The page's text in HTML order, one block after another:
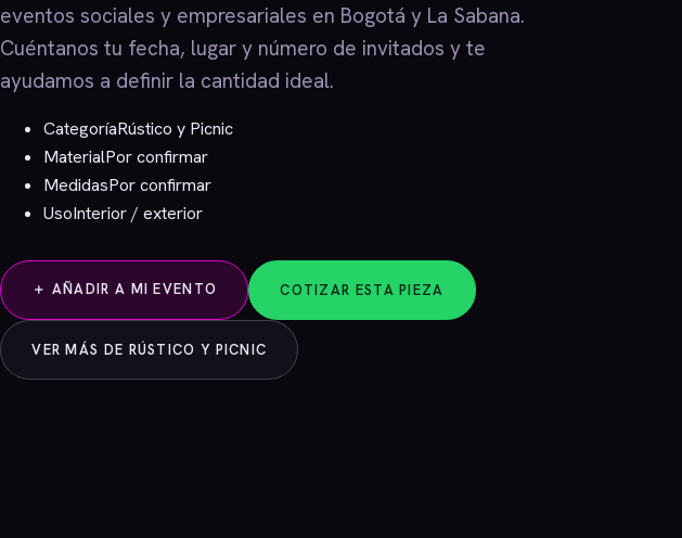
eventos sociales y empresariales en Bogotá y La Sabana.
Cuéntanos tu fecha, lugar y número de invitados y te
ayudamos a definir la cantidad ideal.
CategoríaRústico y Picnic
MaterialPor confirmar
MedidasPor confirmar
UsoInterior / exterior
＋ AÑADIR A MI EVENTO COTIZAR ESTA PIEZA
VER MÁS DE RÚSTICO Y PICNIC